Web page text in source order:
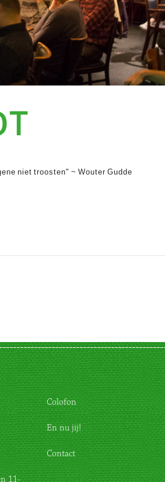
niet troosten" ~ Wouter Gudde
11-
Colofon
En nu jij!
Contact